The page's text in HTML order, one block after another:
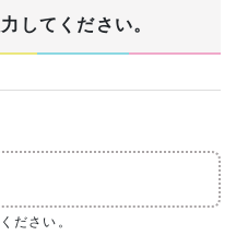
してください。
ださい。